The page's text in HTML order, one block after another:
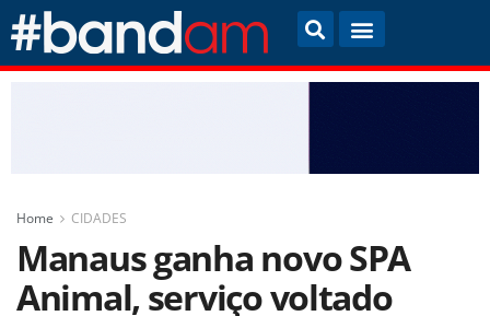
Home CIDADES
Manaus ganha novo SPA
Animal, serviço voltado